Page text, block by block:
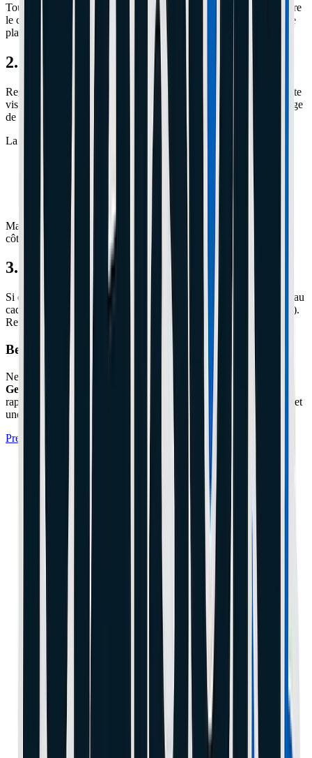
Tout le monde fait ça : on dévisse la vis sur le bras de l'étrier, on tire
le câble, on resserre. C'est bien, mais ça ne rapproche qu'une seule
plaquette (la mobile). Si vous tendez trop, le disque va frotter.
2. Le Secret : La Plaquette Fixe
Regardez à travers la roue, de l'autre côté de l'étrier. Il y a une petite
vis Allen cachée argentée (souvent du 2.5 ou 3mm). C'est le réglage
de la plaquette intérieure (celle qui ne bouge pas).
La méthode parfaite :
Vissez cette vis cachée pour rapprocher la plaquette fixe du
Arrêtez dès que ça frotte légèrement (tchick tchick tchick).
Dévissez d'un quart de tour pour que ça ne frotte plus.
Maintenant, votre disque est pris en sandwich bien serré des deux
côtés. Le freinage sera mordant !
3. Centrer l'étrier
Si ça frotte toujours, dévissez les 2 grosses vis qui tiennent l'étrier au
cadre. Freinez à fond avec la poignée maintenue (rislan ou copain).
Resserrez les vis. L'étrier est parfaitement centré.
Besoin d'un expert à Cannes ou Le Cannet ?
Ne prenez pas de risques avec votre matériel. L'atelier
Geek
situé à Cannes (06) prend en charge cette réparation
rapidement avec un diagnostic professionnel, des pièces certifiées et
une garantie de 1 an.
Prendre Rendez-vous à l'Atelier